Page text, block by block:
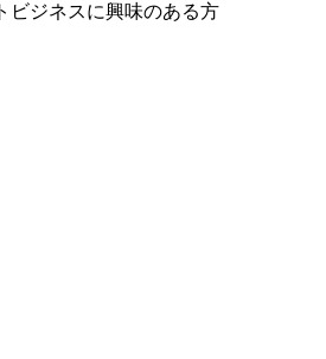
ビジネスに興味のある方